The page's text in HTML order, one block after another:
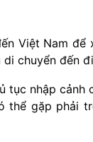
Việt Nam để
chuyển đến
nhập cảnh
thể gặp phải